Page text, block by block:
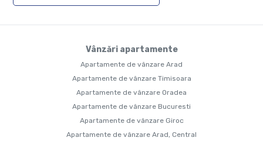
Vânzări apartamente
Apartamente de vânzare Arad
Apartamente de vânzare Timisoara
Apartamente de vânzare Oradea
Apartamente de vânzare Bucuresti
Apartamente de vânzare Giroc
Apartamente de vânzare Arad, Central